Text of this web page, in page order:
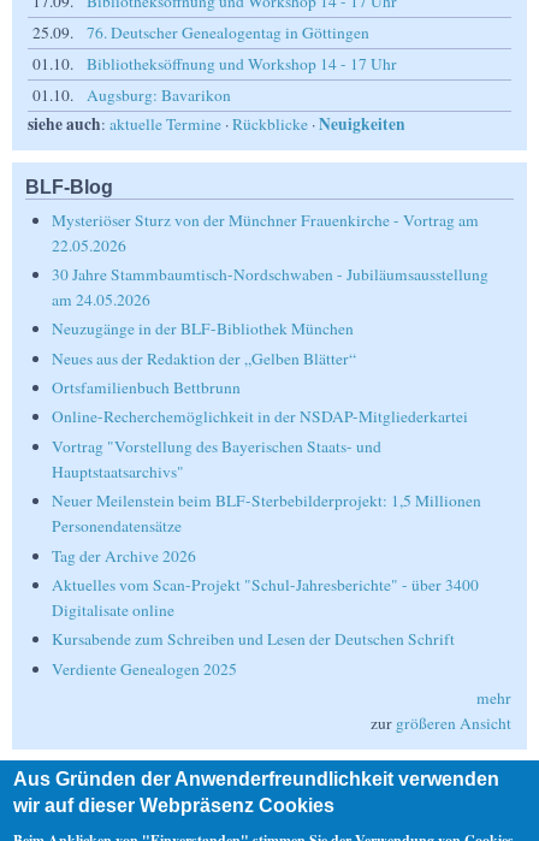
25.09.
76. Deutscher Genealogentag in Göttingen
01.10.
Bibliotheksöffnung und Workshop 14 - 17 Uhr
01.10.
Augsburg: Bavarikon
siehe auch: aktuelle Termine ·Rückblicke ·Neuigkeiten
BLF-Blog
Mysteriöser Sturz von der Münchner Frauenkirche - Vortrag am
22.05.2026
30 Jahre Stammbaumtisch-Nordschwaben - Jubiläumsausstellung
am 24.05.2026
Neuzugänge in der BLF-Bibliothek München
Neues aus der Redaktion der „Gelben Blätter“
Ortsfamilienbuch Bettbrunn
Online-Recherchemöglichkeit in der NSDAP-Mitgliederkartei
Vortrag "Vorstellung des Bayerischen Staats- und
Hauptstaatsarchivs"
Neuer Meilenstein beim BLF-Sterbebilderprojekt: 1,5 Millionen
Personendatensätze
Tag der Archive 2026
Aktuelles vom Scan-Projekt "Schul-Jahresberichte" - über 3400
Digitalisate online
Kursabende zum Schreiben und Lesen der Deutschen Schrift
Verdiente Genealogen 2025
mehr
zur größeren Ansicht
Suche
Suche
Aus Gründen der Anwenderfreundlichkeit verwenden
wir auf dieser Webpräsenz Cookies